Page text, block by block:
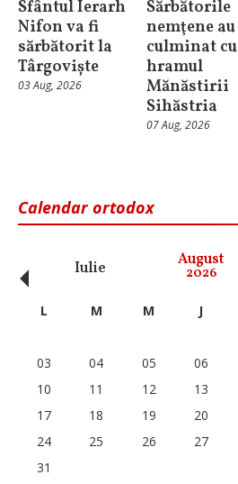
Sfântul Ierarh
Nifon va fi
sărbătorit la
Târgoviște
03 Aug, 2026
Sărbătorile
nemţene au
culminat cu
hramul
Mănăstirii
Sihăstria
07 Aug, 2026
Calendar ortodox
Iulie August
2026
‹ L M M J
03
04 05 06
10
11 12 13
17
18 19 20
24
25 26 27
31